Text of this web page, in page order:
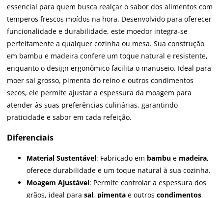
essencial para quem busca realçar o sabor dos alimentos com
temperos frescos moídos na hora. Desenvolvido para oferecer
funcionalidade e durabilidade, este moedor integra-se
perfeitamente a qualquer cozinha ou mesa. Sua construção
em bambu e madeira confere um toque natural e resistente,
enquanto o design ergonômico facilita o manuseio. Ideal para
moer sal grosso, pimenta do reino e outros condimentos
secos, ele permite ajustar a espessura da moagem para
atender às suas preferências culinárias, garantindo
praticidade e sabor em cada refeição.
Diferenciais
Material Sustentável: Fabricado em bambu e madeira,
oferece durabilidade e um toque natural à sua cozinha.
Moagem Ajustável: Permite controlar a espessura dos
grãos, ideal para sal, pimenta e outros condimentos